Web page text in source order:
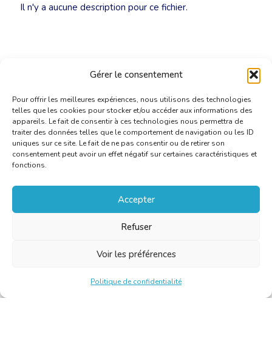
Gérer le consentement
Pour offrir les meilleures expériences, nous utilisons des technologies
telles que les cookies pour stocker et/ou accéder aux informations des
appareils. Le fait de consentir à ces technologies nous permettra de
traiter des données telles que le comportement de navigation ou les ID
uniques sur ce site. Le fait de ne pas consentir ou de retirer son
consentement peut avoir un effet négatif sur certaines caractéristiques et
fonctions.
Accepter
Refuser
Voir les préférences
Politique de confidentialité
Il n'y a aucune description pour ce fichier.